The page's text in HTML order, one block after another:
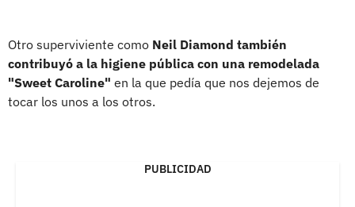
Otro superviviente como Neil Diamond también
contribuyó a la higiene pública con una remodelada
"Sweet Caroline" en la que pedía que nos dejemos de
tocar los unos a los otros.
PUBLICIDAD